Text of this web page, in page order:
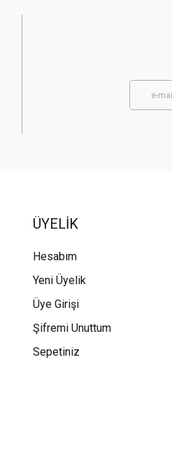
ÜYELİK
Hesabım
Yeni Üyelik
Üye Girişi
Şifremi Unuttum
Sepetiniz